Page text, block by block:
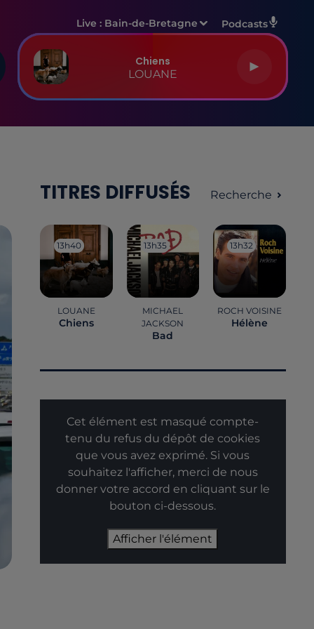
Live : Bain-de-Bretagne Podcasts
Chiens
LOUANE
TITRES DIFFUSÉS Recherche
13h40
13h40
LOUANE
Chiens
13h35
13h35
MICHAEL
JACKSON
Bad
13h32
13h32
ROCH VOISINE
Hélène
Cet élément est masqué compte-
tenu du refus du dépôt de cookies
que vous avez exprimé. Si vous
souhaitez l'afficher, merci de nous
donner votre accord en cliquant sur le
bouton ci-dessous.
Afficher l'élément